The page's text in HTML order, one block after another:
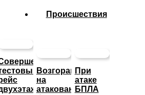
Происшествия
Возгорание
на
атакованном
При
атаке
БПЛА